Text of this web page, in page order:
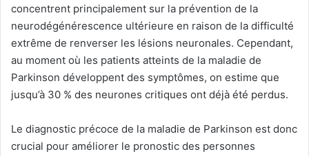
concentrent principalement sur la prévention de la
neurodégénérescence ultérieure en raison de la difficulté
extrême de renverser les lésions neuronales. Cependant,
au moment où les patients atteints de la maladie de
Parkinson développent des symptômes, on estime que
jusqu’à 30 % des neurones critiques ont déjà été perdus.
Le diagnostic précoce de la maladie de Parkinson est donc
crucial pour améliorer le pronostic des personnes